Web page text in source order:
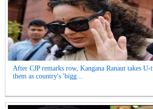
After CJP remarks row, Kangana Ranaut takes
them as country's 'bigg...